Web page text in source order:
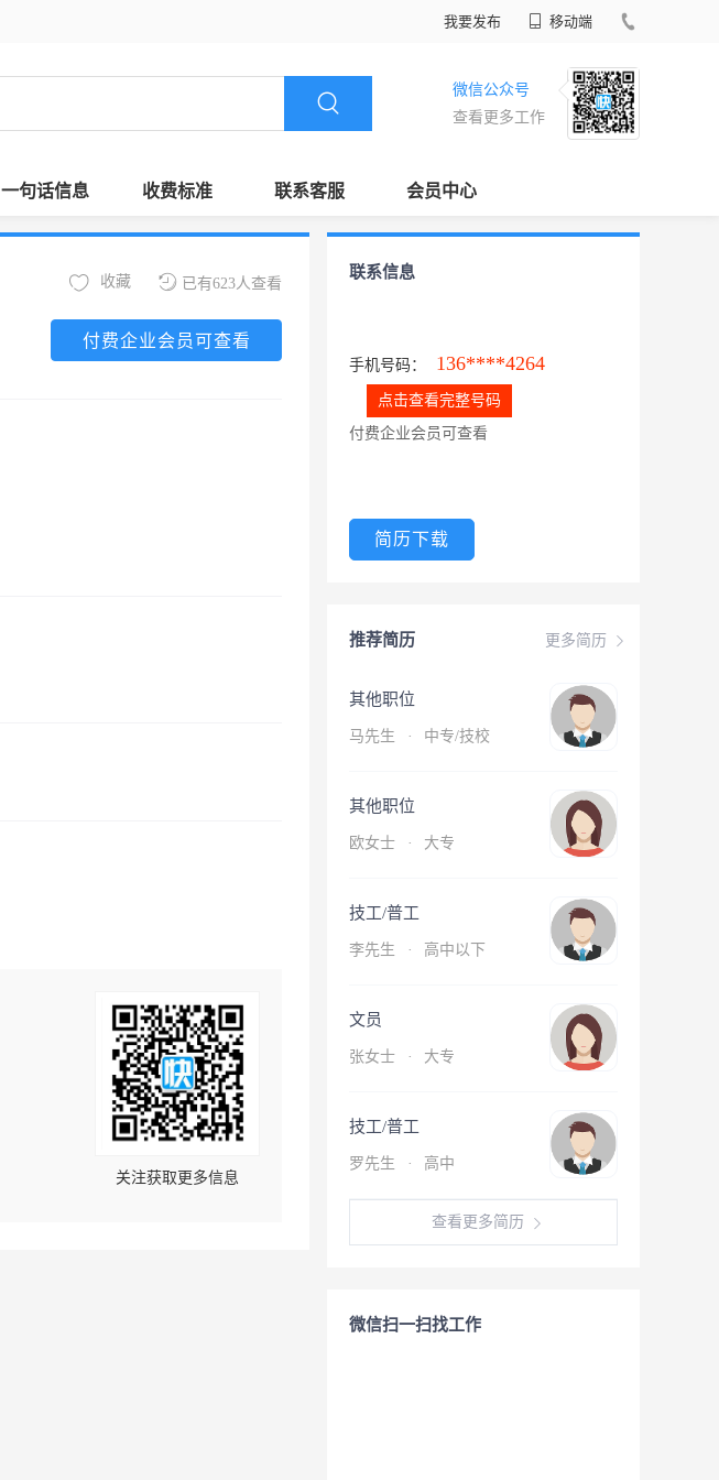
我要发布 移动端
微信公众号
查看更多工作
一句话信息 收费标准 联系客服 会员中心
已有623人查看
收藏
付费企业会员可查看
关注获取更多信息
联系信息
手机号码： 136****4264
点击查看完整号码
付费企业会员可查看
简历下载
更多简历
推荐简历
其他职位
马先生 · 中专/技校
其他职位
欧女士 · 大专
技工/普工
李先生 · 高中以下
文员
张女士 · 大专
技工/普工
罗先生 · 高中
查看更多简历
微信扫一扫找工作